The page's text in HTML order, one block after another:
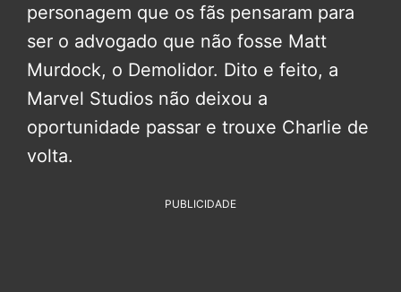
personagem que os fãs pensaram para
ser o advogado que não fosse Matt
Murdock, o Demolidor. Dito e feito, a
Marvel Studios não deixou a
oportunidade passar e trouxe Charlie de
volta.
PUBLICIDADE